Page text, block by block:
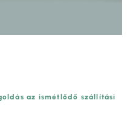
az ismétlődő szállítási